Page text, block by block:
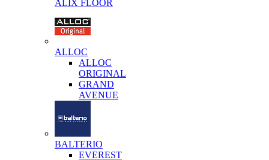
ALIX FLOOR
ALLOC
ALLOC
ORIGINAL
GRAND
AVENUE
BALTERIO
EVEREST